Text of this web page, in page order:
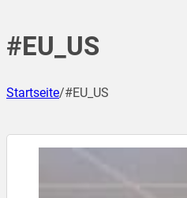
#EU_US
Startseite/#EU_US